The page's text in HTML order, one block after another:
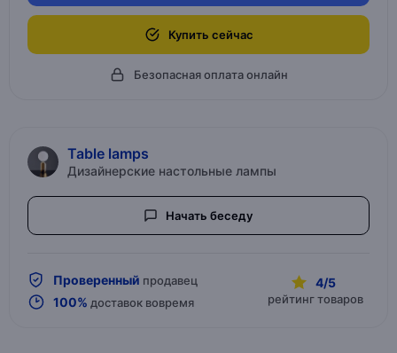
Купить сейчас
Безопасная оплата онлайн
Table lamps
Дизайнерские настольные лампы
Начать беседу
Проверенный продавец
100% доставок вовремя
4/5
рейтинг товаров